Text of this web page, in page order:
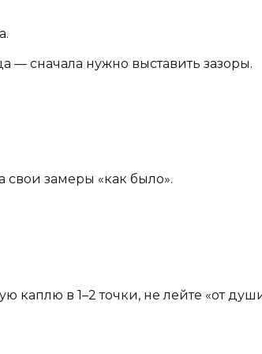
— сначала нужно выставить зазоры.
замеры «как было».
каплю в 1–2 точки, не лейте «от